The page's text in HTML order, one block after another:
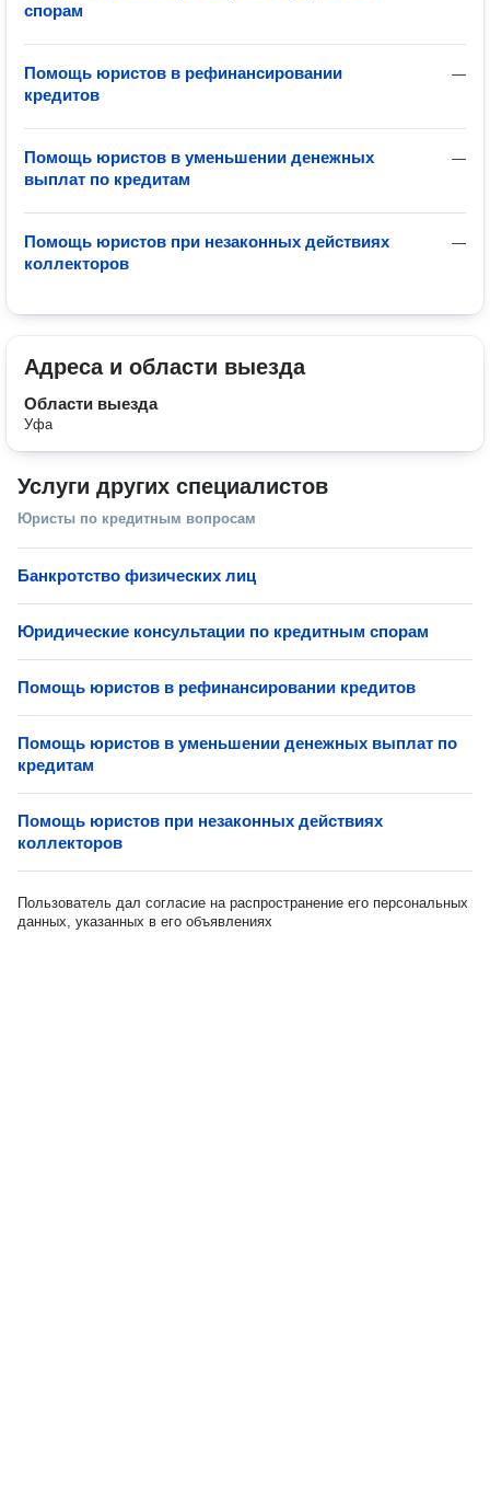
спорам
—
Помощь юристов в рефинансировании
кредитов
—
Помощь юристов в уменьшении денежных
выплат по кредитам
—
Помощь юристов при незаконных действиях
коллекторов
Адреса и области выезда
Области выезда
Уфа
Услуги других специалистов
Юристы по кредитным вопросам
Банкротство физических лиц
Юридические консультации по кредитным спорам
Помощь юристов в рефинансировании кредитов
Помощь юристов в уменьшении денежных выплат по
кредитам
Помощь юристов при незаконных действиях
коллекторов
Пользователь дал согласие на распространение его персональных
данных, указанных в его объявлениях